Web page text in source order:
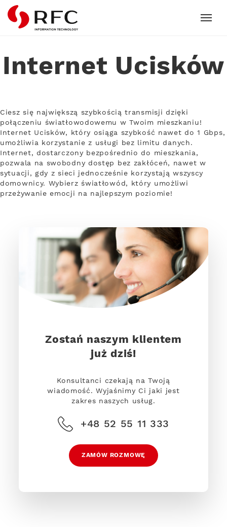
RFC
Internet Ucisków
Ciesz się największą szybkością transmisji dzięki
połączeniu światłowodowemu w Twoim mieszkaniu!
Internet Ucisków, który osiąga szybkość nawet do 1 Gbps,
umożliwia korzystanie z usługi bez limitu danych.
Internet, dostarczony bezpośrednio do mieszkania,
pozwala na swobodny dostęp bez zakłóceń, nawet w
sytuacji, gdy z sieci jednocześnie korzystają wszyscy
domownicy. Wybierz światłowód, który umożliwi
przeżywanie emocji na najlepszym poziomie!
Zostań naszym klientem
już dziś!
Konsultanci czekają na Twoją
wiadomość. Wyjaśnimy Ci jaki jest
zakres naszych usług.
+48 52 55 11 333
ZAMÓW ROZMOWĘ